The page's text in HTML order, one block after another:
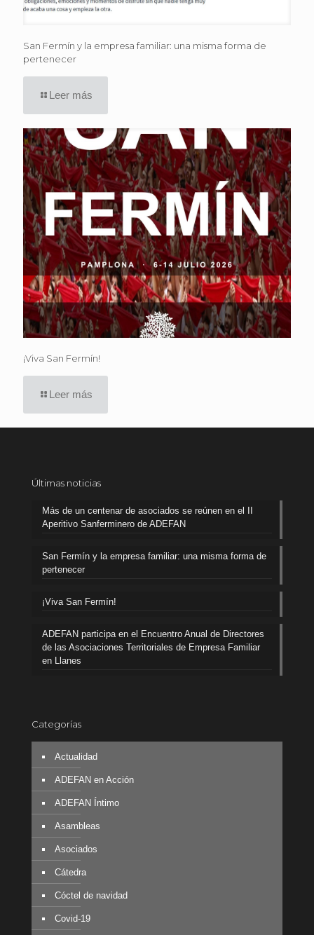
San Fermín y la empresa familiar: una misma forma de
pertenecer
Leer más
¡Viva San Fermín!
Leer más
Últimas noticias
Más de un centenar de asociados se reúnen en el II
Aperitivo Sanferminero de ADEFAN
San Fermín y la empresa familiar: una misma forma de
pertenecer
¡Viva San Fermín!
ADEFAN participa en el Encuentro Anual de Directores
de las Asociaciones Territoriales de Empresa Familiar
en Llanes
Categorías
Actualidad
ADEFAN en Acción
ADEFAN Íntimo
Asambleas
Asociados
Cátedra
Cóctel de navidad
Covid-19